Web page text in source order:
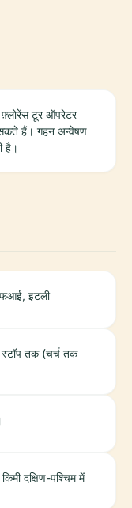
फ़्लोरेंस टूर ऑपरेटर
सकते हैं। गहन अन्वेषण
है।
इटली
स्टॉप तक (चर्च तक
दक्षिण-पश्चिम में